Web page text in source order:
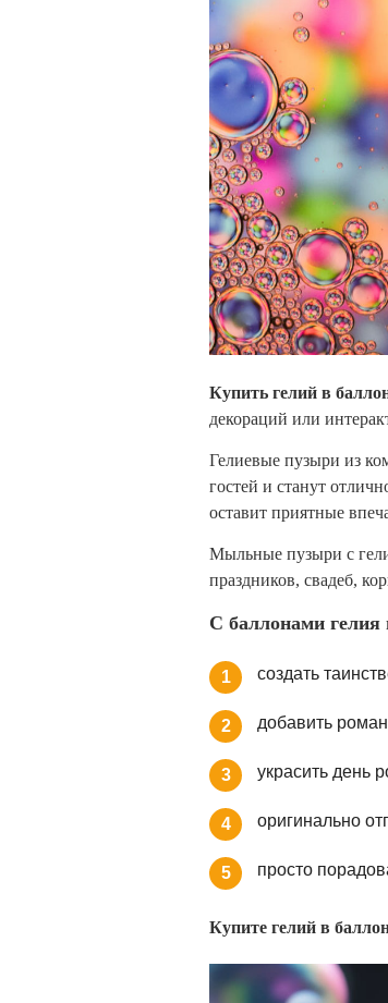
Купить гелий в
декораций или
Гелиевые пузыри из
гостей и станут
оставит приятные
Мыльные пузыри с
праздников, свадеб,
С баллонами
1 создать
2 добавить
3 украсить день
4 оригинально
5 просто
Купите гелий в